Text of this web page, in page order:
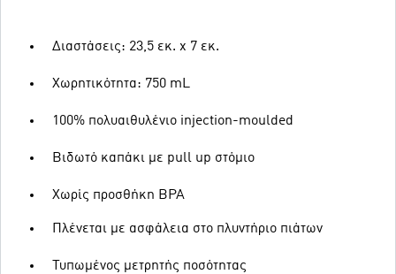
Διαστάσεις: 23,5 εκ. x 7 εκ.
Χωρητικότητα: 750 mL
100% πολυαιθυλένιο injection-moulded
Βιδωτό καπάκι με pull up στόμιο
Χωρίς προσθήκη BPA
Πλένεται με ασφάλεια στο πλυντήριο πιάτων
Τυπωμένος μετρητής ποσότητας